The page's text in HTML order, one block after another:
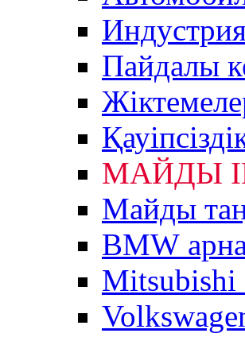
Пайдалы
МАЙДЫ
Майды
BMW
Mitsubishi